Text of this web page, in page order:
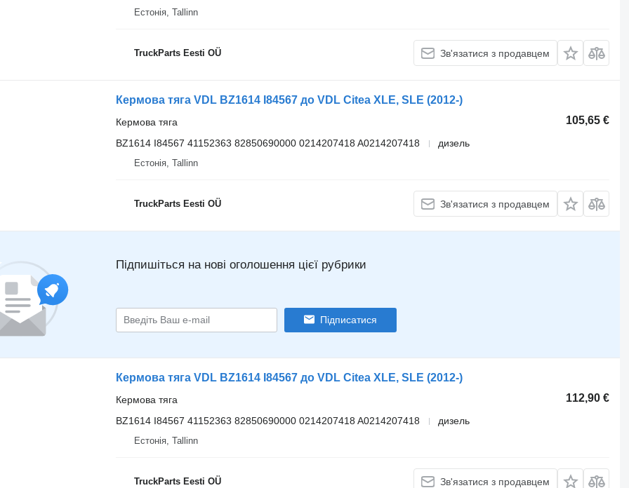
Естонія, Tallinn
TruckParts Eesti OÜ Зв'язатися з продавцем
Кермова тяга VDL BZ1614 I84567 до VDL Citea XLE, SLE (2012-)
105,65 €
Кермова тяга
BZ1614 I84567 41152363 82850690000 0214207418 A0214207418
дизель
Естонія, Tallinn
TruckParts Eesti OÜ Зв'язатися з продавцем
Підпишіться на нові оголошення цієї рубрики
Підписатися
Кермова тяга VDL BZ1614 I84567 до VDL Citea XLE, SLE (2012-)
112,90 €
Кермова тяга
BZ1614 I84567 41152363 82850690000 0214207418 A0214207418
дизель
Естонія, Tallinn
TruckParts Eesti OÜ Зв'язатися з продавцем